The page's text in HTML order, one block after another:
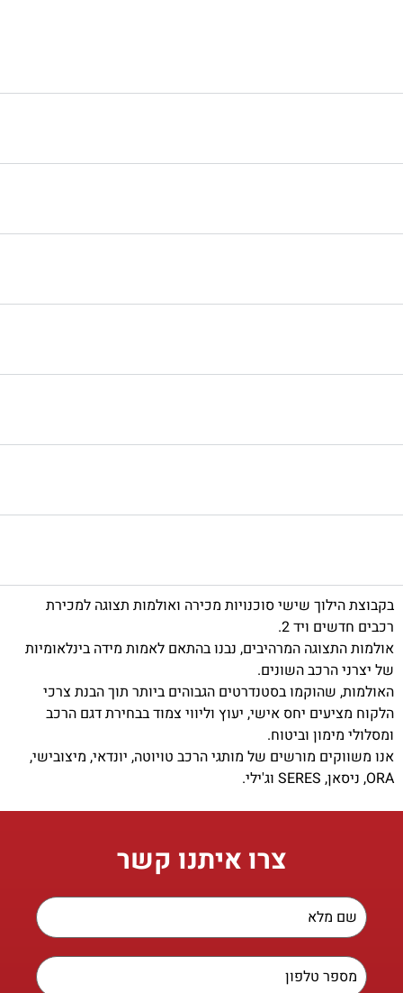
בקבוצת הילוך שישי סוכנויות מכירה ואולמות תצוגה למכירת
רכבים חדשים ויד 2.
אולמות התצוגה המרהיבים, נבנו בהתאם לאמות מידה בינלאומיות
של יצרני הרכב השונים.
האולמות, שהוקמו בסטנדרטים הגבוהים ביותר תוך הבנת צרכי
הלקוח מציעים יחס אישי, יעוץ וליווי צמוד בבחירת דגם הרכב
ומסלולי מימון וביטוח.
אנו משווקים מורשים של מותגי הרכב טויוטה, יונדאי, מיצובישי,
ORA, ניסאן, SERES וג'ילי.
צרו איתנו קשר